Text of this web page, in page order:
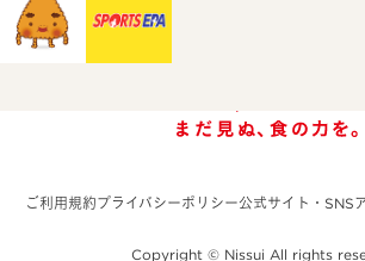
ご利用規約プライバシーポリシー公式サイト・SNS
Copyright © Nissui All rights